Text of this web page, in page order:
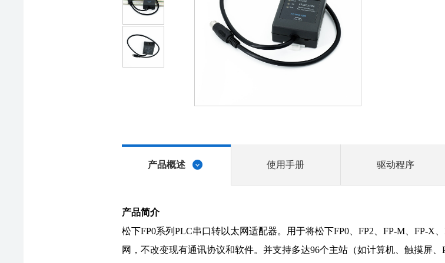
产品概述 使用手册 驱动程序
产品简介
松下FP0系列PLC串口转以太网适配器。用于将松下FP0、FP2、FP-M、FP-X
网，不改变现有通讯协议和软件。并支持多达96个主站（如计算机、触摸屏